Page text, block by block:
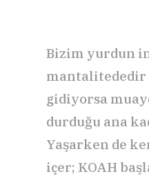
Bizim yurdun
mantalitededir
gidiyorsa
durduğu ana
Yaşarken de
içer; KOAH